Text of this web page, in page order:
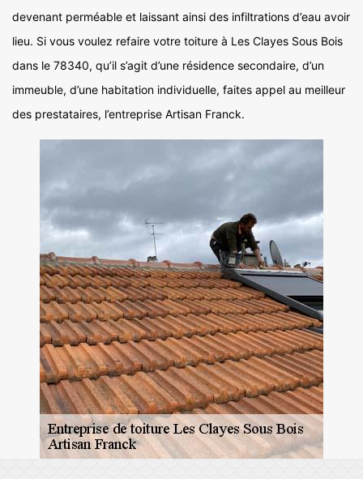
devenant perméable et laissant ainsi des infiltrations d’eau avoir
lieu. Si vous voulez refaire votre toiture à Les Clayes Sous Bois
dans le 78340, qu’il s’agit d’une résidence secondaire, d’un
immeuble, d’une habitation individuelle, faites appel au meilleur
des prestataires, l’entreprise Artisan Franck.